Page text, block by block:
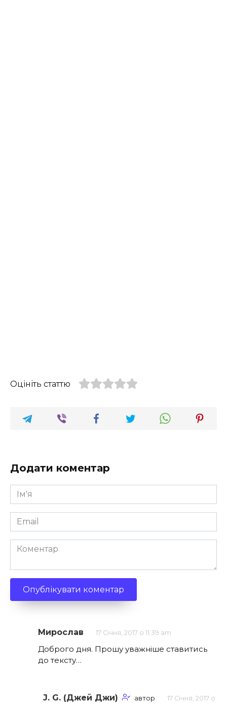
Оцініть статтю
Додати коментар
Ім'я
*
Email
*
Коментар
Мирослав 17 Січня, 2017 о 11:39 am
Доброго дня. Прошу уважніше ставитись
до тексту…
J. G. (Джей Джи) автор
17 Січня, 2017 о